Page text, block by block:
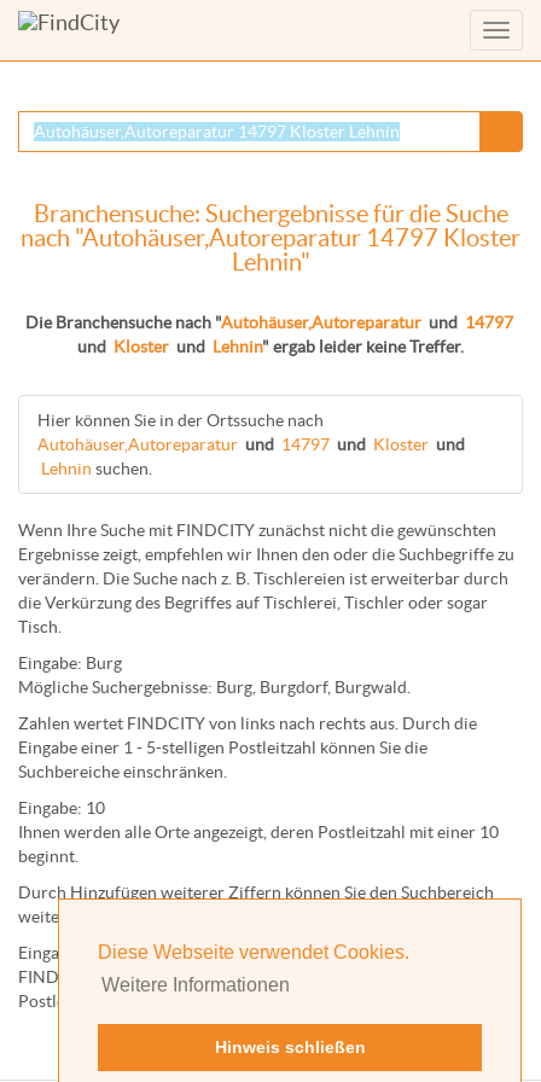
Diese Webseite verwendet Cookies.
Weitere Informationen
Hinweis schließen
Menü
Branchensuche: Suchergebnisse für die Suche
nach "Autohäuser,Autoreparatur 14797 Kloster
Lehnin"
Die Branchensuche nach "Autohäuser,Autoreparatur und 14797
und Kloster und Lehnin" ergab leider keine Treffer.
Hier können Sie in der Ortssuche nach
Autohäuser,Autoreparatur und 14797 und Kloster und
Lehnin suchen.
Wenn Ihre Suche mit FINDCITY zunächst nicht die gewünschten
Ergebnisse zeigt, empfehlen wir Ihnen den oder die Suchbegriffe zu
verändern. Die Suche nach z. B. Tischlereien ist erweiterbar durch
die Verkürzung des Begriffes aufTischlerei Tischleroder sogar
Tisch
Eingabe: Burg
Mögliche Suchergebnisse: Burg Burgdorf, Burgwald.
Zahlen wertet FINDCITY von links nach rechts aus. Durch die
Eingabe einer 1 - 5-stelligen Postleitzahl können Sie die
Suchbereiche einschränken.
Eingabe: 10
Ihnen werden alle Orteangezeigt, deren Postleitzahl mit einer 10
beginnt.
Durch Hinzufügen weiterer Ziffern können Sie den Suchbereich
weiter einschränken.
Eingabe:
10585
FINDCITY präsentiert Ihnen ausschließlich die zu dieser
Postleitzahl gehörende Kommune; in diesem Fall Berlin.